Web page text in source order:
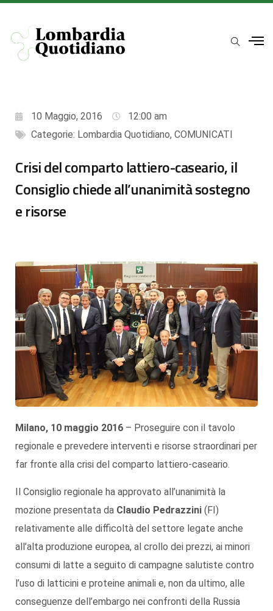
10 Maggio, 2016
12:00 am
Categorie: Lombardia Quotidiano, COMUNICATI
Crisi del comparto lattiero-caseario, il
Consiglio chiede all’unanimità sostegno
e risorse
Milano, 10 maggio 2016 – Proseguire con il tavolo
regionale e prevedere interventi e risorse straordinari per
far fronte alla crisi del comparto lattiero-caseario.
Il Consiglio regionale ha approvato all’unanimità la
mozione presentata da Claudio Pedrazzini (FI)
relativamente alle difficoltà del settore legate anche
all’alta produzione europea, al crollo dei prezzi, ai minori
consumi di latte a seguito di campagne salutiste contro
l’uso di latticini e proteine animali e, non da ultimo, alle
conseguenze dell’embargo nei confronti della Russia